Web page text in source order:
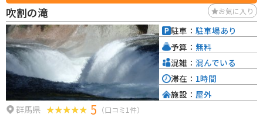
吹割の滝 お気に入り
群馬県 5 （口コミ1件）
駐車： 駐車場あり
予算： 無料
混雑： 混んでいる
滞在： 1時間
施設： 屋外